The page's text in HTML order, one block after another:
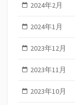
2024年2月
2024年1月
2023年12月
2023年11月
2023年10月